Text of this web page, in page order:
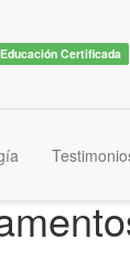
Certificada